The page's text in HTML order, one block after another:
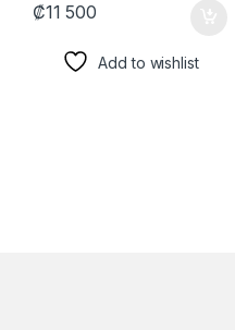
₡11 500
Add to wishlist